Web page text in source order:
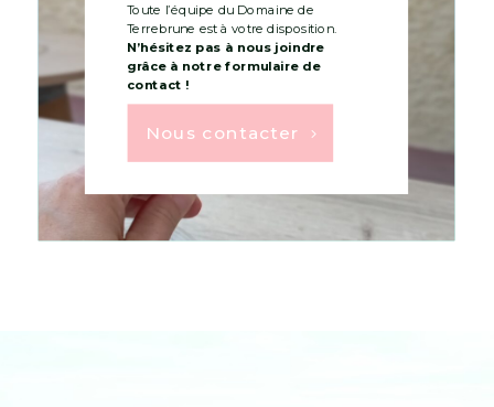
Toute l’équipe du Domaine de
Terrebrune est à votre disposition.
N’hésitez pas à nous joindre
grâce à notre formulaire de
contact !
Nous contacter